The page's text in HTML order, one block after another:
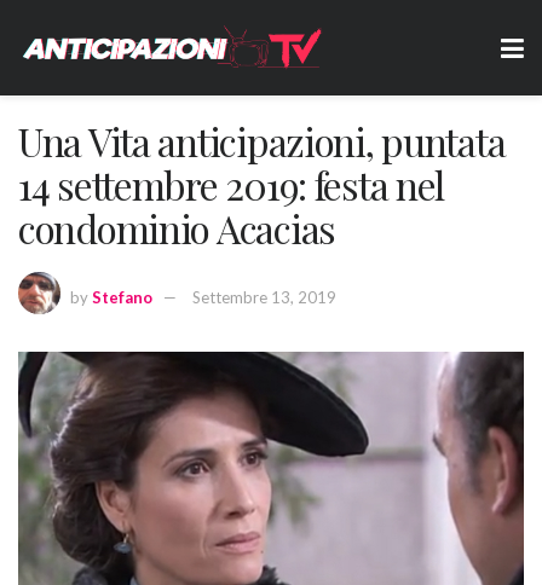
Una Vita anticipazioni, puntata
14 settembre 2019: festa nel
condominio Acacias
byStefano Settembre 13, 2019